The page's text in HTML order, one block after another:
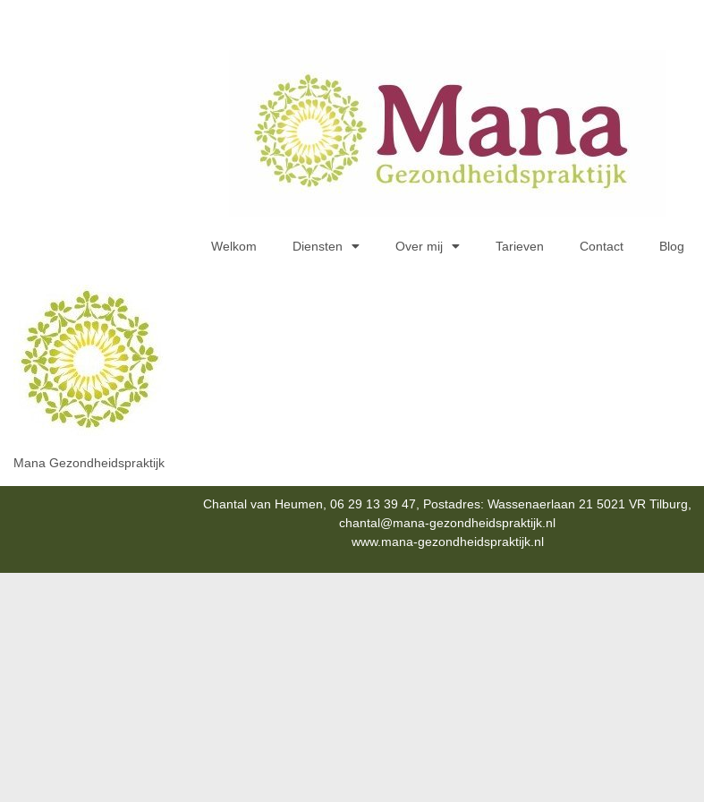
Welkom Diensten Over mij Tarieven Contact Blog
Mana Gezondheidspraktijk
Chantal van Heumen, 06 29 13 39 47, Postadres: Wassenaerlaan 21 5021 VR Tilburg,
chantal@mana-gezondheidspraktijk.nl
www.mana-gezondheidspraktijk.nl